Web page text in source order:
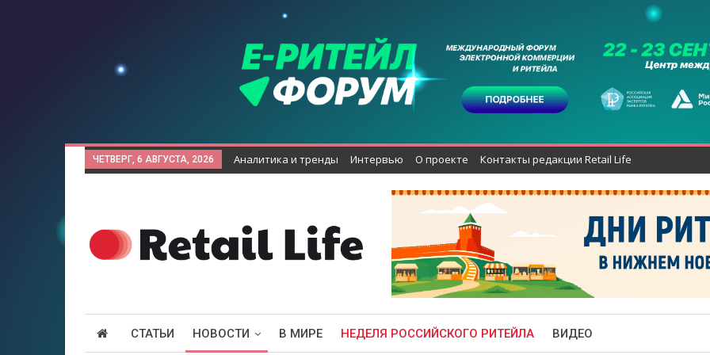
ЧЕТВЕРГ, 6 АВГУСТА, 2026 Аналитика и тренды Интервью О проекте Контакты редакции Retail Life
СТАТЬИ НОВОСТИ В МИРЕ НЕДЕЛЯ РОССИЙСКОГО РИТЕЙЛА ВИДЕО